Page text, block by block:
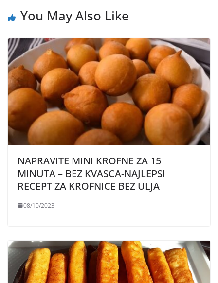
You May Also Like
NAPRAVITE MINI KROFNE ZA 15
MINUTA – BEZ KVASCA-NAJLEPSI
RECEPT ZA KROFNICE BEZ ULJA
08/10/2023